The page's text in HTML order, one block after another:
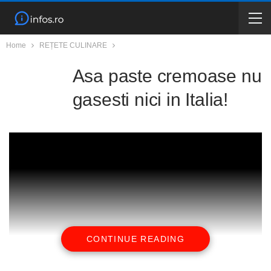
Home REȚETE CULINARE
Asa paste cremoase nu
gasesti nici in Italia!
CONTINUE READING